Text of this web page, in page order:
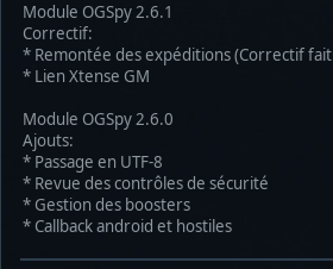
Module OGSpy 2.6.1
Correctif:
* Remontée des expéditions (Correctif
* Lien Xtense GM
Module OGSpy 2.6.0
Ajouts:
* Passage en UTF-8
* Revue des contrôles de sécurité
* Gestion des boosters
* Callback android et hostiles